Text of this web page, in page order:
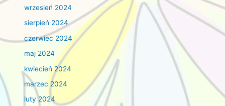
wrzesień 2024
sierpień 2024
czerwiec 2024
maj 2024
kwiecień 2024
marzec 2024
luty 2024